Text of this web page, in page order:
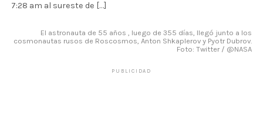
7:28 am al sureste de […]
El astronauta de 55 años , luego de 355 días, llegó junto a los
cosmonautas rusos de Roscosmos, Anton Shkaplerov y Pyotr Dubrov.
Foto: Twitter / @NASA
PUBLICIDAD